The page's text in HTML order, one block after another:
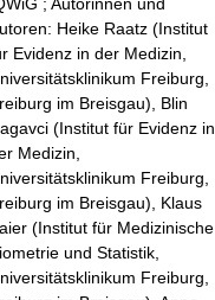
; Autorinnen und
Heike Raatz (Institut
Evidenz in der Medizin,
Freiburg,
im Breisgau), Blin
(Institut für Evidenz in
Medizin,
Freiburg,
im Breisgau), Klaus
(Institut für Medizinische
und Statistik,
Freiburg,